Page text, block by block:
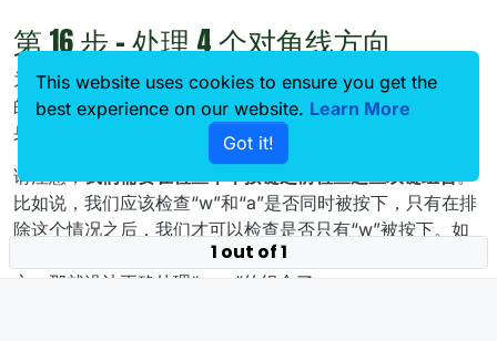
第 16 步 - 处理 4 个对角线方向
为了让玩家更好地控制化身，让我们再添加 4 个对角线方向
的逻辑。例如，当玩家同时按下“w”和“a”时，我们可以将化
身转向左前方，也就是摄像头的方向加上315度。
请注意，我们需要在检查单个按键之前检查这些双键组合。
比如说，我们应该检查“w”和“a”是否同时被按下，只有在排
除这个情况之后，我们才可以检查是否只有“w”被按下。如
果我们先检查“w”是否被按下，那么我们会将化身转向正前
方，那就没法正确处理“w+a”的组合了。
1 out of 1
This website uses cookies to ensure you get the
best experience on our website. Learn More
Got it!